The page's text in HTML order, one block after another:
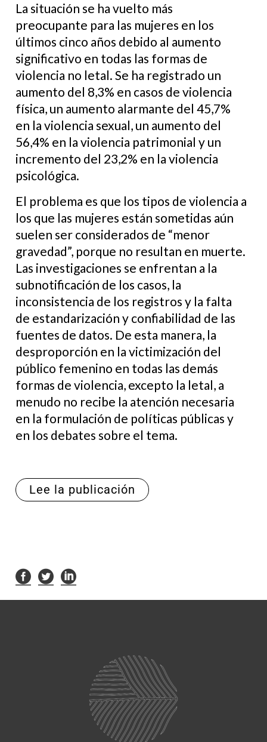
La situación se ha vuelto más
preocupante para las mujeres en los
últimos cinco años debido al aumento
significativo en todas las formas de
violencia no letal. Se ha registrado un
aumento del 8,3% en casos de violencia
física, un aumento alarmante del 45,7%
en la violencia sexual, un aumento del
56,4% en la violencia patrimonial y un
incremento del 23,2% en la violencia
psicológica.
El problema es que los tipos de violencia a
los que las mujeres están sometidas aún
suelen ser considerados de “menor
gravedad”, porque no resultan en muerte.
Las investigaciones se enfrentan a la
subnotificación de los casos, la
inconsistencia de los registros y la falta
de estandarización y confiabilidad de las
fuentes de datos. De esta manera, la
desproporción en la victimización del
público femenino en todas las demás
formas de violencia, excepto la letal, a
menudo no recibe la atención necesaria
en la formulación de políticas públicas y
en los debates sobre el tema.
Lee la publicación